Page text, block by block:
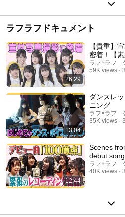
ラフラフドキュメント
26:29
【貴重】
密着！【素
ラフ×ラフ
59K views
13:04
ダンスレ
ニング
ラフ×ラフ
35K views
12:44
Scenes
debut
ラフ×ラフ
40K views